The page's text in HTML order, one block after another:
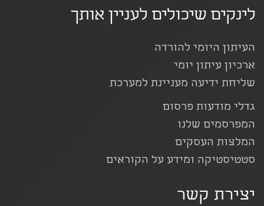
לינקים שיכולים לעניין אותך
העיתון היומי להורדה
ארכיון עיתון יומי
שליחת ידיעה מעניינת למערכת
גדלי מודעות פרסום
המפרסמים שלנו
המלצות העסקים
סטטיסטיקה ומידע על הקוראים
יצירת קשר